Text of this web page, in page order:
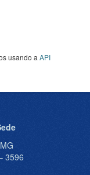
usando a API
3596